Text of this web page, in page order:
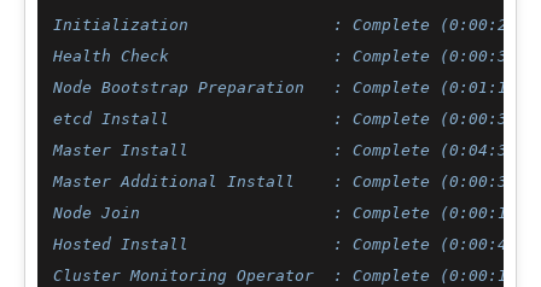
Initialization               : Complete (0:00:23)
Health Check                 : Complete (0:00:38)
Node Bootstrap Preparation   : Complete (0:01:14)
etcd Install                 : Complete (0:00:32)
Master Install               : Complete (0:04:37)
Master Additional Install    : Complete (0:00:36)
Node Join                    : Complete (0:00:18)
Hosted Install               : Complete (0:00:40)
Cluster Monitoring Operator  : Complete (0:00:11)